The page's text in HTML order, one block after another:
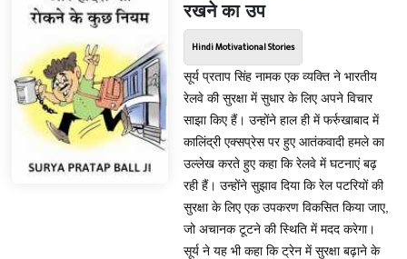
रखने का उप
Hindi Motivational Stories
सूर्य प्रताप सिंह नामक एक व्यक्ति ने भारतीय
रेलवे की सुरक्षा में सुधार के लिए अपने विचार
साझा किए हैं। उन्होंने हाल ही में फर्रुखाबाद में
कालिंद्री एक्सप्रेस पर हुए आतंकवादी हमले का
उल्लेख करते हुए कहा कि रेलवे में घटनाएं बढ़
रही हैं। उन्होंने सुझाव दिया कि रेल पटरियों की
सुरक्षा के लिए एक उपकरण विकसित किया जाए,
जो अचानक टूटने की स्थिति में मदद करेगा।
सूर्य ने यह भी कहा कि ट्रेन में सुरक्षा बढ़ाने के